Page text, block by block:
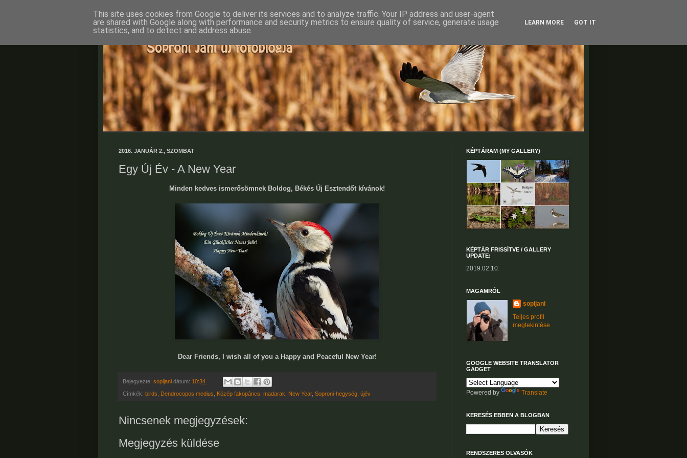
2016. JANUÁR 2., SZOMBAT
Egy Új Év - A New Year
Minden kedves ismerősömnek Boldog, Békés Új Esztendőt kívánok!
Dear Friends, I wish all of you a Happy and Peaceful New Year!
Bejegyezte: sopijani dátum: 10:34
Címkék: birds Dendrocopos medius Közép fakopáncs madarak New Year, Soproni-hegység újév
Nincsenek megjegyzések:
Megjegyzés küldése
KÉPTÁRAM (MY GALLERY)
KÉPTÁR FRISSÍTVE / GALLERY
UPDATE:
2019.02.10.
MAGAMRÓL
sopijani
Teljes profil
megtekintése
GOOGLE WEBSITE TRANSLATOR
GADGET
Powered by Translate
KERESÉS EBBEN A BLOGBAN
RENDSZERES OLVASÓK
This site uses cookies from Google to deliver its services and to analyze traffic. Your IP address and user-agent
are shared with Google along with performance and security metrics to ensure quality of service, generate usage
statistics, and to detect and address abuse.
LEARN MORE GOT IT